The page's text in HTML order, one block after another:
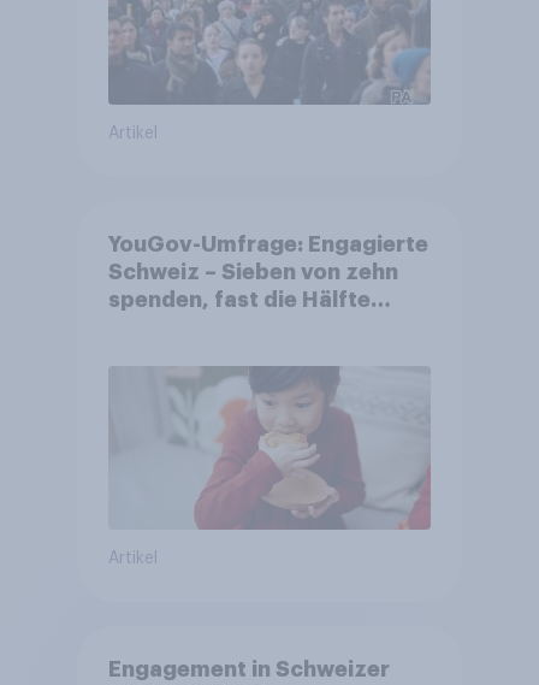
Artikel
YouGov-Umfrage: Engagierte
Schweiz – Sieben von zehn
spenden, fast die Hälfte
Artikel
Engagement in Schweizer